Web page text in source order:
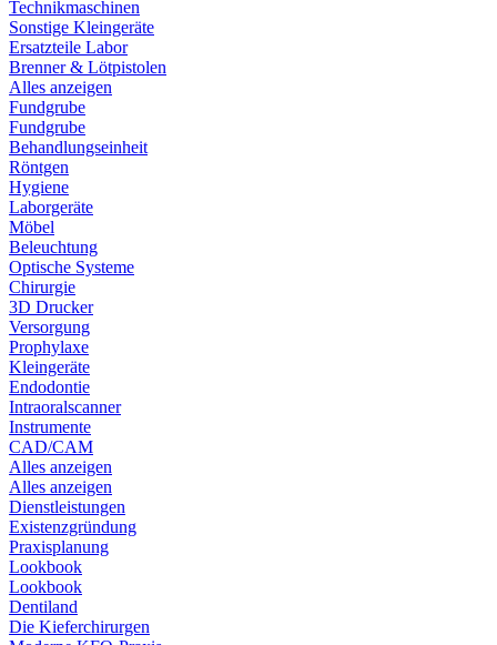
Technikmaschinen
Sonstige Kleingeräte
Ersatzteile Labor
Brenner & Lötpistolen
Alles anzeigen
Fundgrube
Fundgrube
Behandlungseinheit
Röntgen
Hygiene
Laborgeräte
Möbel
Beleuchtung
Optische Systeme
Chirurgie
3D Drucker
Versorgung
Prophylaxe
Kleingeräte
Endodontie
Intraoralscanner
Instrumente
CAD/CAM
Alles anzeigen
Alles anzeigen
Dienstleistungen
Existenzgründung
Praxisplanung
Lookbook
Lookbook
Dentiland
Die Kieferchirurgen